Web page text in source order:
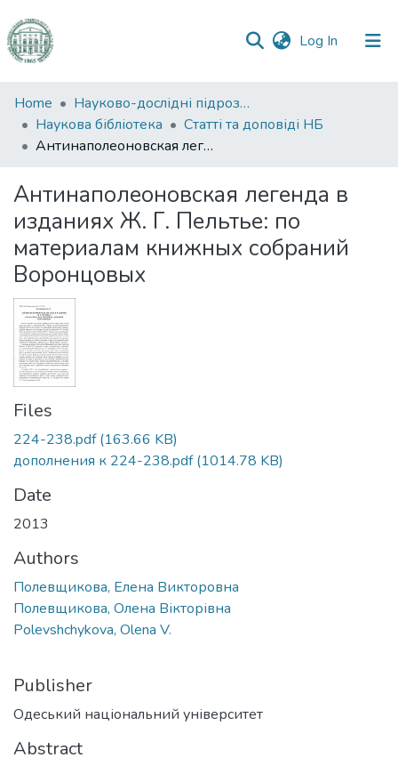
Log In (current)
Communities
&
Collections
Statistics
Home
Науково-дослідні підрозділи
Наукова бібліотека
Статті та доповіді НБ
Антинаполеоновская легенда в изданиях Ж. Г. Пельтье: по материалам книжных собраний Воронцовых
Антинаполеоновская легенда в
изданиях Ж. Г. Пельтье: по
материалам книжных собраний
Воронцовых
Files
224-238.pdf(163.66 KB)
дополнения к 224-238.pdf(1014.78 KB)
Date
2013
Authors
Полевщикова, Елена Викторовна
Полевщикова, Олена Вікторівна
Polevshchykova, Olena V.
Publisher
Одеський національний університет
Abstract